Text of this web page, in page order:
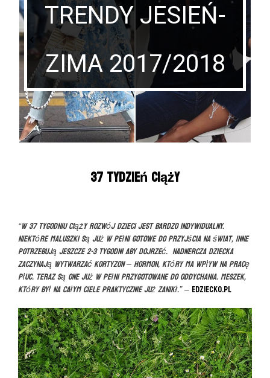
TRENDY JESIEŃ-
ZIMA 2017/2018
37 tydzień ciąży
“W 37 tygodniu ciąży rozwój dzieci jest bardzo indywidualny.
Niektóre maluszki są już w pełni gotowe do przyjścia na świat, inne
potrzebują jeszcze 2-3 tygodni aby dojrzeć. Nadnercza dziecka
zaczynają wytwarzać kortyzon – hormon, który ma wpływ na pracę
płuc. Teraz są one już w pełni przygotowane do oddychania. Meszek,
który był na całym ciele praktycznie już zanikł.”– eDziecko.pl